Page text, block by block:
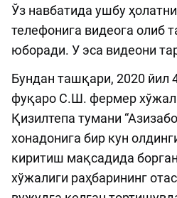
Ўз навбатида ушбу
телефонига видеога олиб
юборади. У эса видеони
Бундан ташқари, 2020 йил
фуқаро С.Ш. фермер
Қизилтепа тумани
хонадонига бир кун
киритиш мақсадида
хўжалиги раҳбарининг